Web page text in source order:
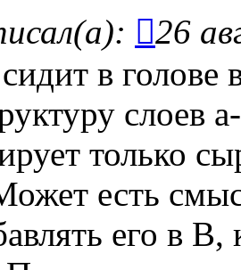
26
в
слоев
только
есть
его в